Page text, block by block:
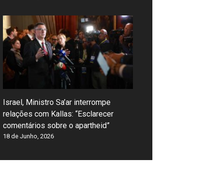
Israel, Ministro Sa’ar interrompe
relações com Kallas: “Esclarecer
comentários sobre o apartheid”
18 de Junho, 2026